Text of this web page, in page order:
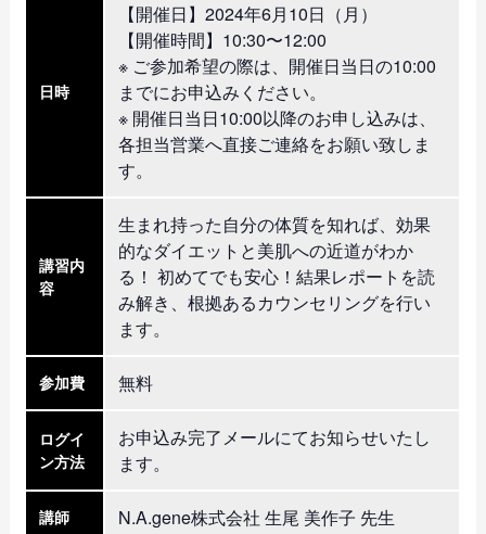
日時
【開催日】2024年6月10日（月）
【開催時間】10:30〜12:00
※ ご参加希望の際は、開催日当日の10:00
までにお申込みください。
※ 開催日当日10:00以降のお申し込みは、
各担当営業へ直接ご連絡をお願い致しま
す。
講習内
容
生まれ持った自分の体質を知れば、効果
的なダイエットと美肌への近道がわか
る！ 初めてでも安心！結果レポートを読
み解き、根拠あるカウンセリングを行い
ます。
参加費 無料
ログイ
ン方法
お申込み完了メールにてお知らせいたし
ます。
講師 N.A.gene株式会社 生尾 美作子 先生